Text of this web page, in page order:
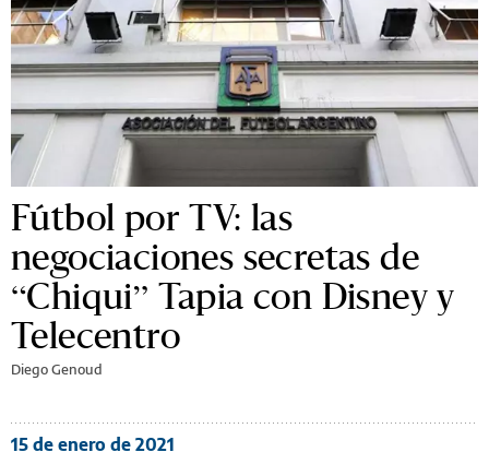
Fútbol por TV: las
negociaciones secretas de
“Chiqui” Tapia con Disney y
Telecentro
Diego Genoud
15 de enero de 2021